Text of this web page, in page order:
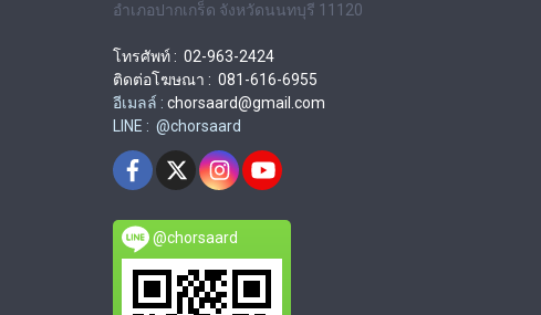
อำเภอปากเกร็ด จังหวัดนนทบุรี 11120
โทรศัพท์ : 02-963-2424
ติดต่อโฆษณา : 081-616-6955
อีเมลล์ : chorsaard@gmail.com
LINE : @chorsaard
@chorsaard